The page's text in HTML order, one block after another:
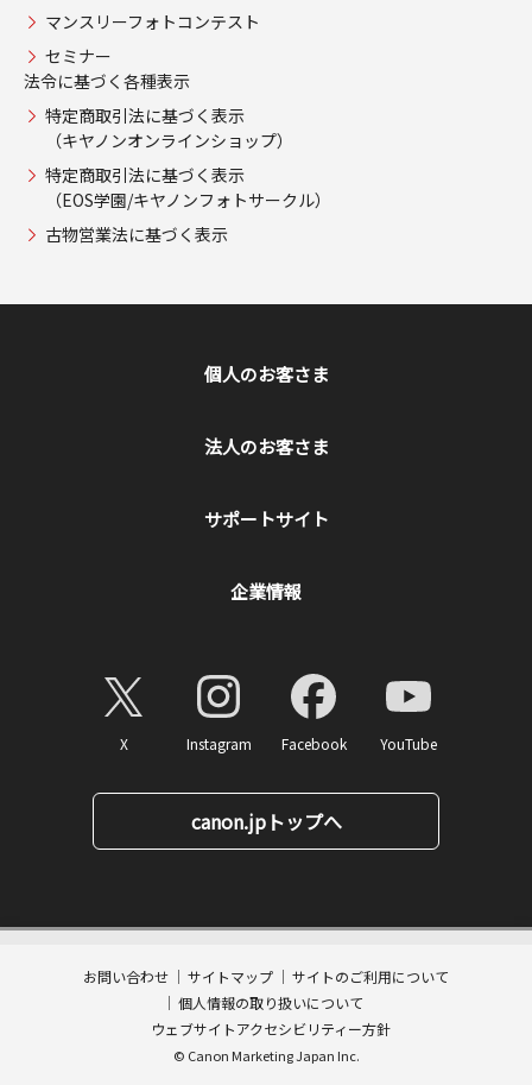
カートに入れる
マンスリーフォトコンテスト
セミナー
法令に基づく各種表示
特定商取引法に基づく表示
（キヤノンオンラインショップ）
特定商取引法に基づく表示
（EOS学園/キヤノンフォトサークル）
古物営業法に基づく表示
個人のお客さま
法人のお客さま
サポートサイト
企業情報
X Instagram Facebook YouTube
canon.jpトップへ
お問い合わせ サイトマップ
サイトのご利用について
個人情報の取り扱いについて
ウェブサイトアクセシビリティー方針
© Canon Marketing Japan Inc.